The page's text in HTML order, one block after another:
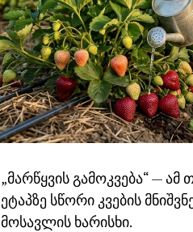
„მარწყვის გამოკვება“ —
ეტაპზე სწორი კვების
მოსავლის ხარისხი.